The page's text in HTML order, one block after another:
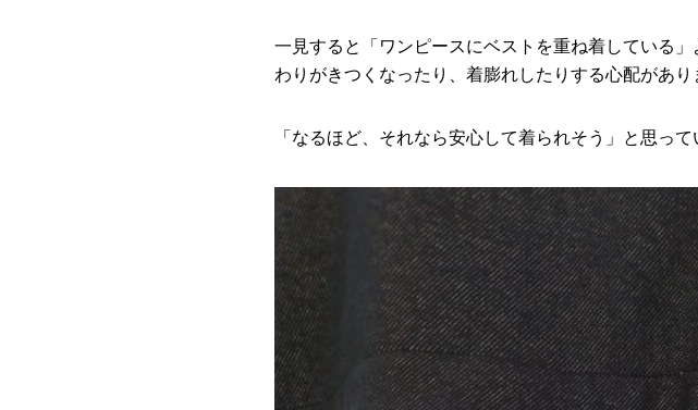
一見すると「ワンピースにベストを重ね着している
わりがきつくなったり、着膨れしたりする心配があり
「なるほど、それなら安心して着られそう」と思って